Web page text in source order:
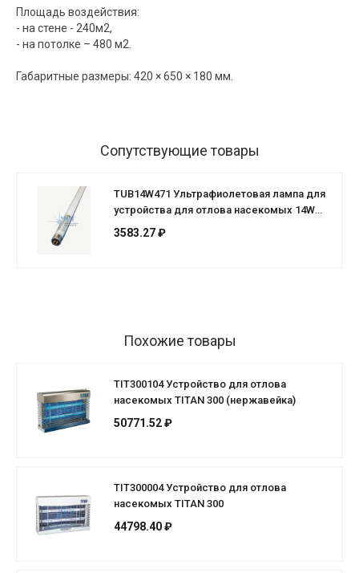
Площадь воздействия:
- на стене - 240м2,
- на потолке – 480 м2.
Габаритные размеры: 420 × 650 × 180 мм.
Сопутствующие товары
TUB14W471 Ультрафиолетовая лампа для
устройства для отлова насекомых 14W
21"
3583.27 ₽
Похожие товары
TIT300104 Устройство для отлова
насекомых TITAN 300 (нержавейка)
50771.52 ₽
TIT300004 Устройство для отлова
насекомых TITAN 300
44798.40 ₽